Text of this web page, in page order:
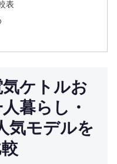
表
気ケトルお
暮らし・
気モデルを